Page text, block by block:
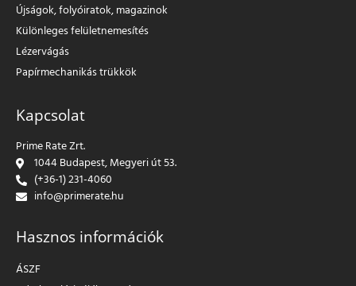
Újságok, folyóiratok, magazinok
Különleges felületnemesítés
Lézervágás
Papírmechanikás trükkök
Kapcsolat
Prime Rate Zrt.
1044 Budapest, Megyeri út 53.
(+36-1) 231-4060
info@primerate.hu
Hasznos információk
ÁSZF